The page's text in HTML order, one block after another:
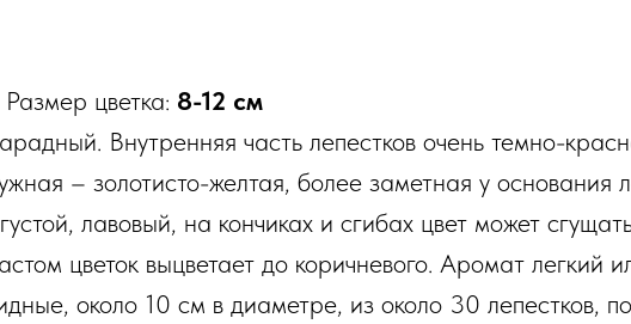
Размер цветка: 8-12 см
Внутренняя часть лепестков очень темно-
– золотисто-желтая, более заметная у основания
лавовый, на кончиках и сгибах цвет может
цветок выцветает до коричневого. Аромат легкий
около 10 см в диаметре, из около 30 лепестков,